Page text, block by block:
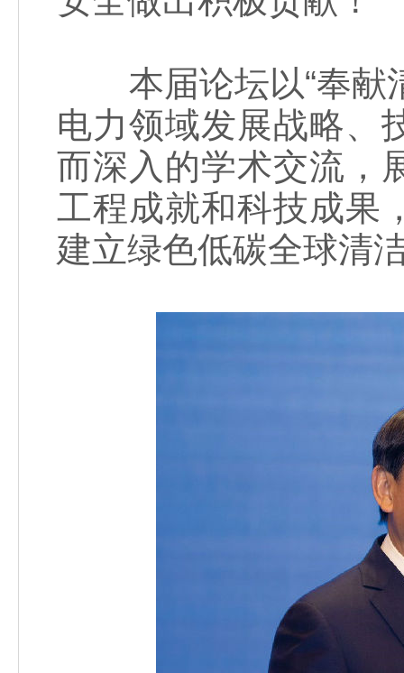
本届论坛以“奉献清
电力领域发展战略、
而深入的学术交流，
工程成就和科技成果
建立绿色低碳全球清